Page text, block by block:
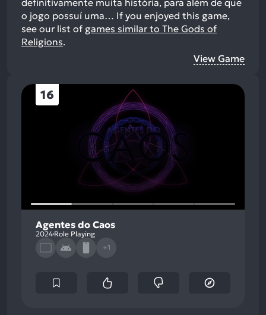
o jogo possuí uma… If you enjoyed this game,
see our list of games similar to The Gods of
Religions.
View Game
16
Agentes do Caos
2024 Role Playing
+1